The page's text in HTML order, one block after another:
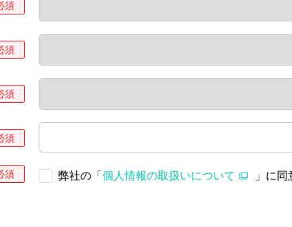
弊社の「個人情報の取扱いについて 」に